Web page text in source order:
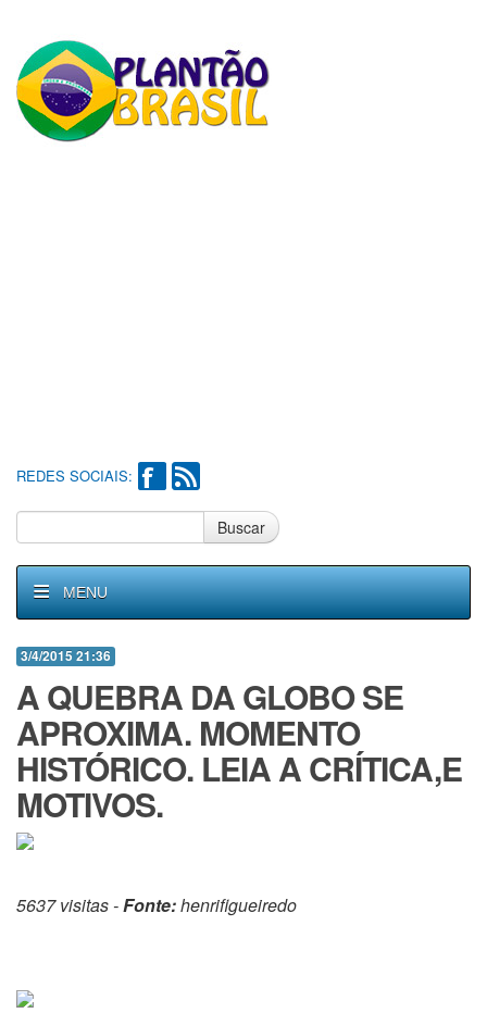
REDES SOCIAIS:
Buscar
MENU
3/4/2015 21:36
A QUEBRA DA GLOBO SE
APROXIMA. MOMENTO
HISTÓRICO. LEIA A CRÍTICA,E
MOTIVOS.
5637 visitas -Fonte:henrifigueiredo